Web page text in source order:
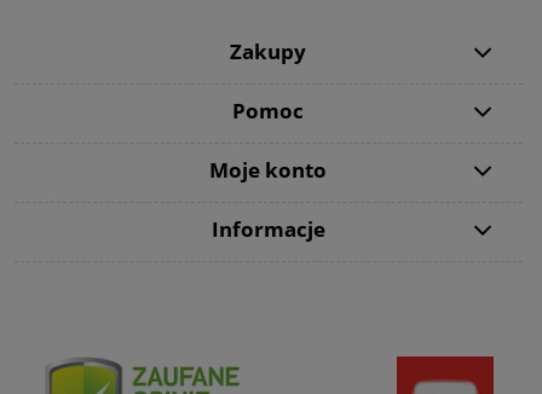
Zakupy
Pomoc
Moje konto
Informacje